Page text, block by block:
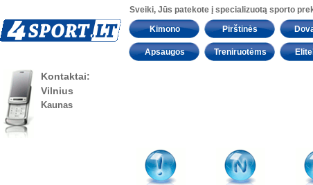
Sveiki, Jūs patekote į specializuotą sporto
Kimono
Pirštinės
Apsaugos Treniruotėms
Kontaktai:
Vilnius
Kaunas